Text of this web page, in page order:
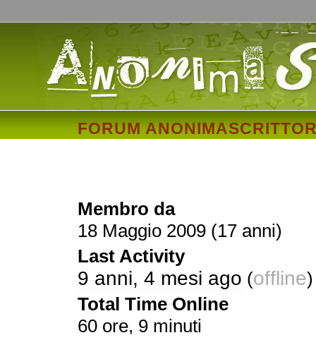
FORUM
Membro da
18 Maggio 2009 (17 anni)
Last Activity
9 anni, 4 mesi ago (offline)
Total Time Online
60 ore, 9 minuti